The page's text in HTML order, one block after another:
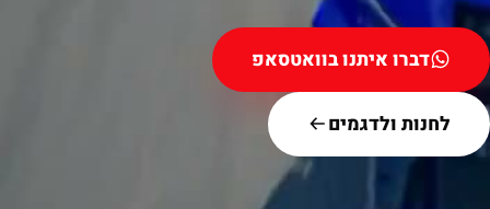
דברו איתנו בוואטסאפ
לחנות ולדגמים